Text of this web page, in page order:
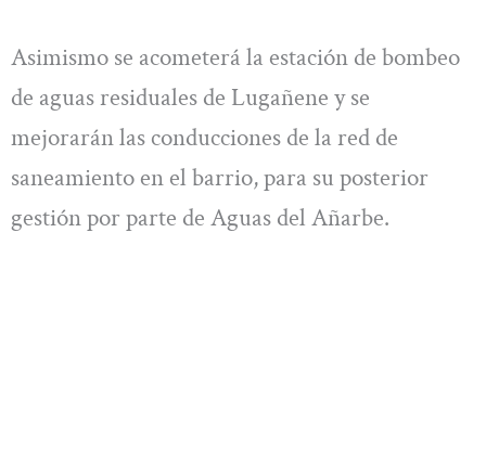
Asimismo se acometerá la estación de bombeo
de aguas residuales de Lugañene y se
mejorarán las conducciones de la red de
saneamiento en el barrio, para su posterior
gestión por parte de Aguas del Añarbe.